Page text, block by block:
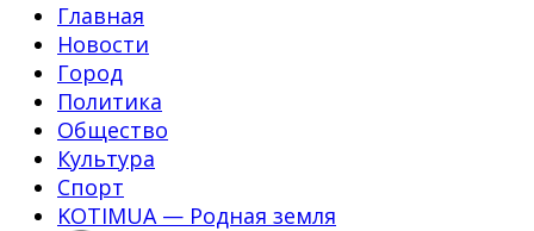
Главная
Новости
Город
Политика
Общество
Культура
Спорт
KOTIMUA — Родная земля